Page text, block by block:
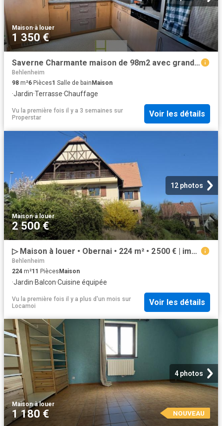
Maison·à louer
1 350 €
Saverne Charmante maison de 98m2 avec grand terrain
Behlenheim
98 m²6 Pièces1 Salle de bain Maison
·Jardin·Terrasse·Chauffage
Vu la première fois il y a 3 semaines sur
Properstar
Voir les détails
12 photos
Maison·à louer
2 500 €
▷ Maison à louer • Obernai • 224 m² • 2 500 € | immoRegion
Behlenheim
224 m²11 PiècesMaison
·Jardin·Balcon·Cuisine équipée
Vu la première fois il y a plus d'un mois sur
Locamoi
Voir les détails
4 photos
Maison·à louer
1 180 € NOUVEAU